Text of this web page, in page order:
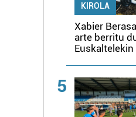
KIROLA
Xabier
arte berritu
Euskaltelekin
5